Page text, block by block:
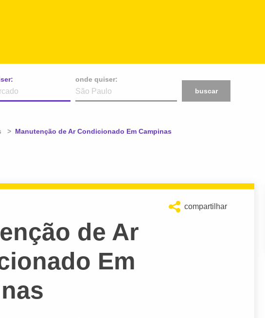
onde quiser:
buscar
Atual:
Manutenção de Ar Condicionado Em Campinas
compartilhar
de Ar
Em